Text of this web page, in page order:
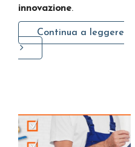
innovazione.
Continua a leggere